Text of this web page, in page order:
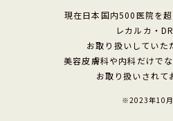
現在日本国内500医院を
レカルカ・
お取り扱いしていた
美容皮膚科や内科だけで
お取り扱いされて